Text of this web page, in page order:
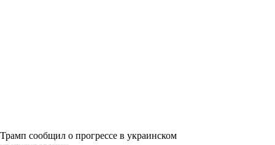
Трамп сообщил о прогрессе в украинском